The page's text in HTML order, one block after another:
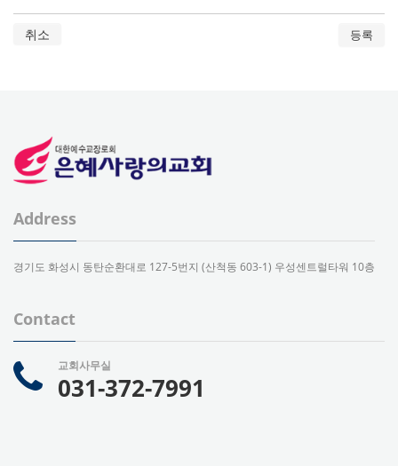
취소
Address
경기도 화성시 동탄순환대로 127-5번지 (산척동 603-1) 우성센트럴타워 10층
Contact
교회사무실
031-372-7991